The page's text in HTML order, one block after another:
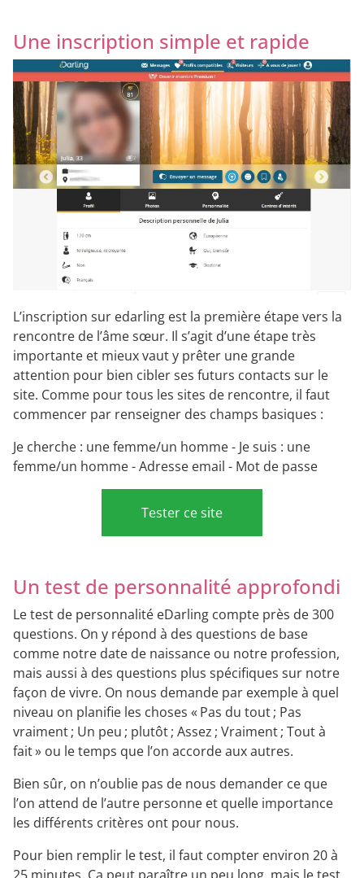
Une inscription simple et rapide
L’inscription sur edarling est la première étape vers la
rencontre de l’âme sœur. Il s’agit d’une étape très
importante et mieux vaut y prêter une grande
attention pour bien cibler ses futurs contacts sur le
site. Comme pour tous les sites de rencontre, il faut
commencer par renseigner des champs basiques :
Je cherche : une femme/un homme - Je suis : une
femme/un homme - Adresse email - Mot de passe
Tester ce site
Un test de personnalité approfondi
Le test de personnalité eDarling compte près de 300
questions. On y répond à des questions de base
comme notre date de naissance ou notre profession,
mais aussi à des questions plus spécifiques sur notre
façon de vivre. On nous demande par exemple à quel
niveau on planifie les choses « Pas du tout ; Pas
vraiment ; Un peu ; plutôt ; Assez ; Vraiment ; Tout à
fait » ou le temps que l’on accorde aux autres.
Bien sûr, on n’oublie pas de nous demander ce que
l’on attend de l’autre personne et quelle importance
les différents critères ont pour nous.
Pour bien remplir le test, il faut compter environ 20 à